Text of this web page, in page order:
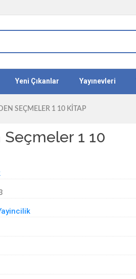
Yeni Çıkanlar Yayınevleri
SEÇMELER 1 10 KITAP
1 10